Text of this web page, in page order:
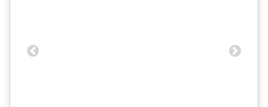
Previous Next